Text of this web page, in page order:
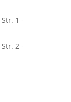
1 -
2 -